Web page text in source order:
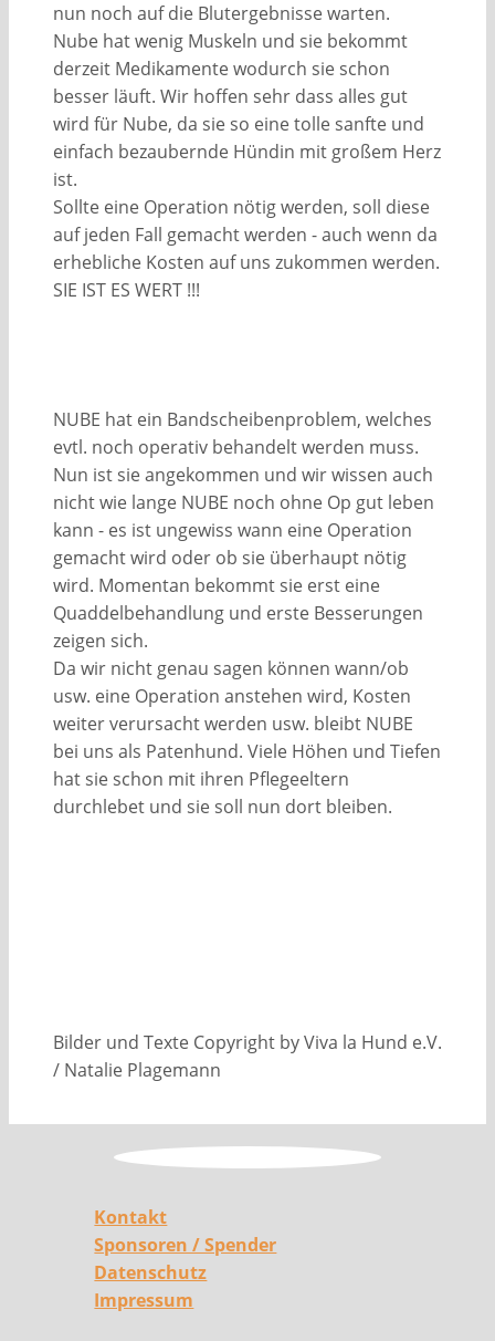
nun noch auf die Blutergebnisse warten.
Nube hat wenig Muskeln und sie bekommt
derzeit Medikamente wodurch sie schon
besser läuft. Wir hoffen sehr dass alles gut
wird für Nube, da sie so eine tolle sanfte und
einfach bezaubernde Hündin mit großem Herz
ist.
Sollte eine Operation nötig werden, soll diese
auf jeden Fall gemacht werden - auch wenn da
erhebliche Kosten auf uns zukommen werden.
SIE IST ES WERT !!!
NUBE hat ein Bandscheibenproblem, welches
evtl. noch operativ behandelt werden muss.
Nun ist sie angekommen und wir wissen auch
nicht wie lange NUBE noch ohne Op gut leben
kann - es ist ungewiss wann eine Operation
gemacht wird oder ob sie überhaupt nötig
wird. Momentan bekommt sie erst eine
Quaddelbehandlung und erste Besserungen
zeigen sich.
Da wir nicht genau sagen können wann/ob
usw. eine Operation anstehen wird, Kosten
weiter verursacht werden usw. bleibt NUBE
bei uns als Patenhund. Viele Höhen und Tiefen
hat sie schon mit ihren Pflegeeltern
durchlebet und sie soll nun dort bleiben.
Bilder und Texte Copyright by Viva la Hund e.V.
/ Natalie Plagemann
Kontakt
Sponsoren / Spender
Datenschutz
Impressum